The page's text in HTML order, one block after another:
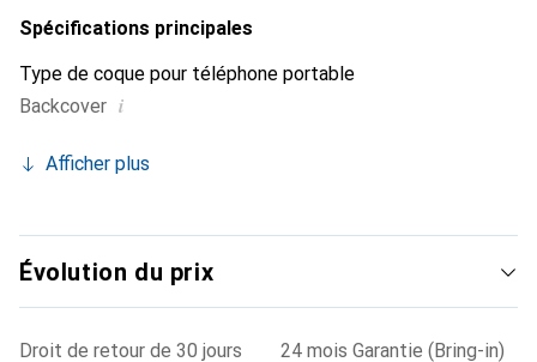
Spécifications principales
Type de coque pour téléphone portable
Backcover i
Afficher plus
Évolution du prix
Droit de retour de 30 jours
24 mois Garantie (Bring-in)